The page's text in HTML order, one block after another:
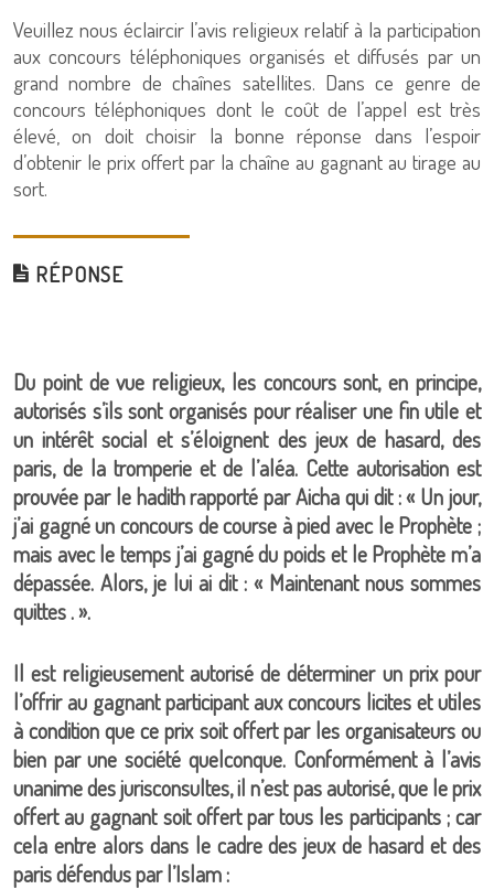
Veuillez nous éclaircir l’avis religieux relatif à la participation
aux concours téléphoniques organisés et diffusés par un
grand nombre de chaînes satellites. Dans ce genre de
concours téléphoniques dont le coût de l’appel est très
élevé, on doit choisir la bonne réponse dans l’espoir
d’obtenir le prix offert par la chaîne au gagnant au tirage au
sort.
RÉPONSE
Du point de vue religieux, les concours sont, en principe,
autorisés s’ils sont organisés pour réaliser une fin utile et
un intérêt social et s’éloignent des jeux de hasard, des
paris, de la tromperie et de l’aléa. Cette autorisation est
prouvée par le hadith rapporté par Aicha qui dit : « Un jour,
j’ai gagné un concours de course à pied avec le Prophète ;
mais avec le temps j’ai gagné du poids et le Prophète m’a
dépassée. Alors, je lui ai dit : « Maintenant nous sommes
quittes . ».
Il est religieusement autorisé de déterminer un prix pour
l’offrir au gagnant participant aux concours licites et utiles
à condition que ce prix soit offert par les organisateurs ou
bien par une société quelconque. Conformément à l’avis
unanime des jurisconsultes, il n’est pas autorisé, que le prix
offert au gagnant soit offert par tous les participants ; car
cela entre alors dans le cadre des jeux de hasard et des
paris défendus par l’Islam :